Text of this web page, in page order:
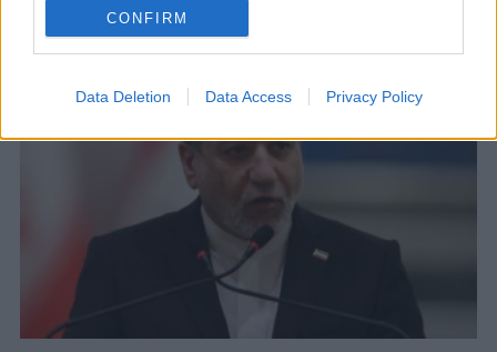
CONFIRM
Data Deletion Data Access Privacy Policy